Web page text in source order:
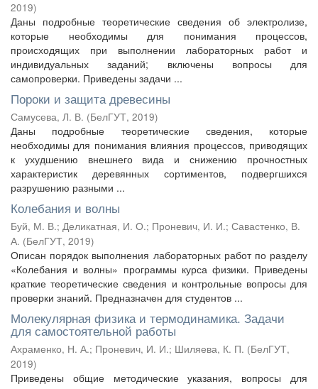
2019)
Даны подробные теоретические сведения об электролизе,
которые необходимы для понимания процессов,
происходящих при выполнении лабораторных работ и
индивидуальных заданий; включены вопросы для
самопроверки. Приведены задачи ...
Пороки и защита древесины
Самусева, Л. В. (БелГУТ, 2019)
Даны подробные теоретические сведения, которые
необходимы для понимания влияния процессов, приводящих
к ухудшению внешнего вида и снижению прочностных
характеристик деревянных сортиментов, подвергшихся
разрушению разными ...
Колебания и волны
Буй, М. В.; Деликатная, И. О.; Проневич, И. И.; Савастенко, В.
А. (БелГУТ, 2019)
Описан порядок выполнения лабораторных работ по разделу
«Колебания и волны» программы курса физики. Приведены
краткие теоретические сведения и контрольные вопросы для
проверки знаний. Предназначен для студентов ...
Молекулярная физика и термодинамика. Задачи
для самостоятельной работы
Ахраменко, Н. А.; Проневич, И. И.; Шиляева, К. П. (БелГУТ,
2019)
Приведены общие методические указания, вопросы для